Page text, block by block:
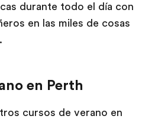
durante todo el día con
en las miles de cosas
en Perth
cursos de verano en